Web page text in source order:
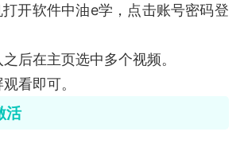
开软件中油e学，点击账号密码登
后在主页选中多个视频。
看即可。
活